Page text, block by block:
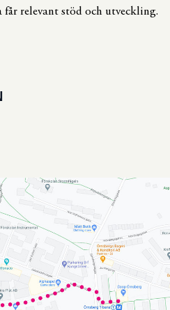
får relevant stöd och utveckling.